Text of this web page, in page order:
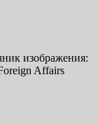
изображения:
Affairs